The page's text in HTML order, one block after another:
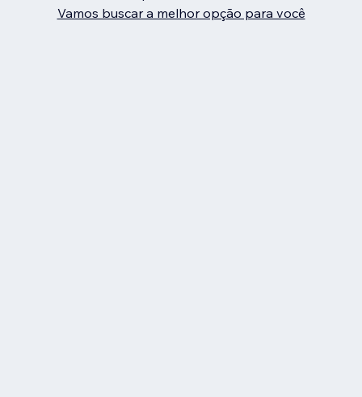
Vamos buscar a melhor opção para você